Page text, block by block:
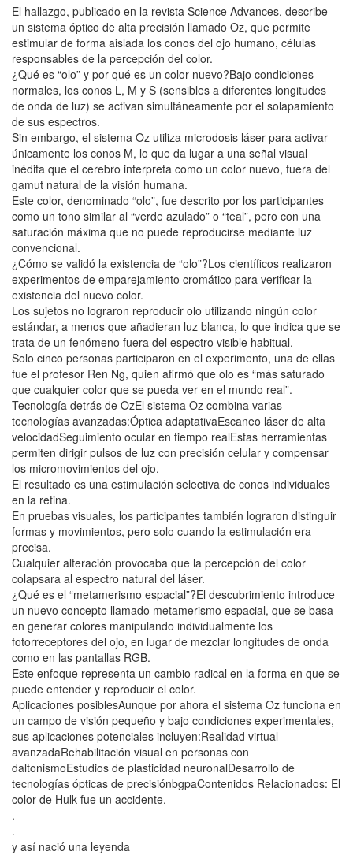
El hallazgo, publicado en la revista Science Advances, describe
un sistema óptico de alta precisión llamado Oz, que permite
estimular de forma aislada los conos del ojo humano, células
responsables de la percepción del color.
¿Qué es “olo” y por qué es un color nuevo?Bajo condiciones
normales, los conos L, M y S (sensibles a diferentes longitudes
de onda de luz) se activan simultáneamente por el solapamiento
de sus espectros.
Sin embargo, el sistema Oz utiliza microdosis láser para activar
únicamente los conos M, lo que da lugar a una señal visual
inédita que el cerebro interpreta como un color nuevo, fuera del
gamut natural de la visión humana.
Este color, denominado “olo”, fue descrito por los participantes
como un tono similar al “verde azulado” o “teal”, pero con una
saturación máxima que no puede reproducirse mediante luz
convencional.
¿Cómo se validó la existencia de “olo”?Los científicos realizaron
experimentos de emparejamiento cromático para verificar la
existencia del nuevo color.
Los sujetos no lograron reproducir olo utilizando ningún color
estándar, a menos que añadieran luz blanca, lo que indica que se
trata de un fenómeno fuera del espectro visible habitual.
Solo cinco personas participaron en el experimento, una de ellas
fue el profesor Ren Ng, quien afirmó que olo es “más saturado
que cualquier color que se pueda ver en el mundo real”.
Tecnología detrás de OzEl sistema Oz combina varias
tecnologías avanzadas:Óptica adaptativaEscaneo láser de alta
velocidadSeguimiento ocular en tiempo realEstas herramientas
permiten dirigir pulsos de luz con precisión celular y compensar
los micromovimientos del ojo.
El resultado es una estimulación selectiva de conos individuales
en la retina.
En pruebas visuales, los participantes también lograron distinguir
formas y movimientos, pero solo cuando la estimulación era
precisa.
Cualquier alteración provocaba que la percepción del color
colapsara al espectro natural del láser.
¿Qué es el “metamerismo espacial”?El descubrimiento introduce
un nuevo concepto llamado metamerismo espacial, que se basa
en generar colores manipulando individualmente los
fotorreceptores del ojo, en lugar de mezclar longitudes de onda
como en las pantallas RGB.
Este enfoque representa un cambio radical en la forma en que se
puede entender y reproducir el color.
Aplicaciones posiblesAunque por ahora el sistema Oz funciona en
un campo de visión pequeño y bajo condiciones experimentales,
sus aplicaciones potenciales incluyen:Realidad virtual
avanzadaRehabilitación visual en personas con
daltonismoEstudios de plasticidad neuronalDesarrollo de
tecnologías ópticas de precisiónbgpaContenidos Relacionados: El
color de Hulk fue un accidente.
.
.
y así nació una leyenda